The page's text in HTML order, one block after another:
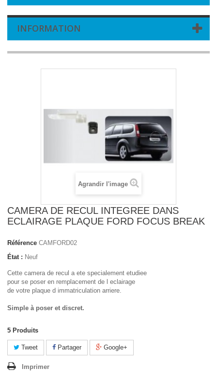
INFORMATION
Agrandir l'image
CAMERA DE RECUL INTEGREE DANS
ECLAIRAGE PLAQUE FORD FOCUS BREAK
Référence CAMFORD02
État : Neuf
Cette camera de recul a ete specialement etudiee
pour se poser en remplacement de l eclairage
de votre plaque d immatriculation arriere.
Simple à poser et discret.
5 Produits
Tweet Partager Google+
Imprimer